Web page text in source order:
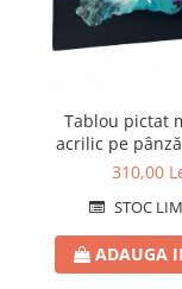
Tablou pictat
acrilic pe
cm,
310,00
STOC
ADAUGA